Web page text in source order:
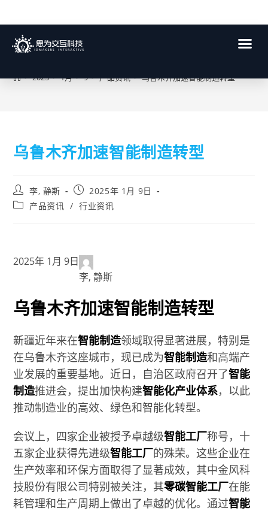
博客
> 2025 > 1月 > 9 > 产品资讯 > 乌鲁木齐加速智能制造转型
乌鲁木齐加速智能制造转型
李, 静斯
2025年 1月 9日
产品资讯 / 行业资讯
2025年 1月 9日
李, 静斯
乌鲁木齐加速智能制造转型
新疆近年来在智能制造领域取得显著进展，特别是
在乌鲁木齐这座城市，现已成为智能制造和高端产
业发展的重要基地。近日，自治区政府召开了智能
制造推进会，提出加快构建智能化产业体系，以此
推动制造业的高效、绿色和智能化转型。
会议上，四家企业被授予卓越级智能工厂称号，十
五家企业获得先进级智能工厂的殊荣。这些企业在
生产效率和环保方面取得了显著成效，其中金风科
技股份有限公司特别被关注，其零碳智能工厂在能
耗管理和生产周期上做出了卓越的优化。通过智能